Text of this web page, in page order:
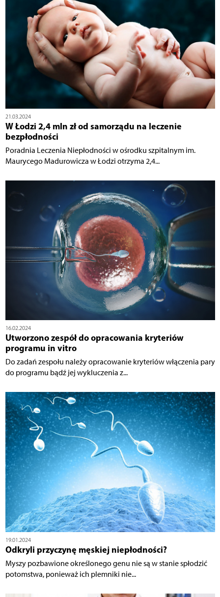
21.03.2024
W Łodzi 2,4 mln zł od samorządu na leczenie
bezpłodności
Poradnia Leczenia Niepłodności w ośrodku szpitalnym im.
Maurycego Madurowicza w Łodzi otrzyma 2,4...
16.02.2024
Utworzono zespół do opracowania kryteriów
programu in vitro
Do zadań zespołu należy opracowanie kryteriów włączenia pary
do programu bądź jej wykluczenia z...
19.01.2024
Odkryli przyczynę męskiej niepłodności?
Myszy pozbawione określonego genu nie są w stanie spłodzić
potomstwa, ponieważ ich plemniki nie...